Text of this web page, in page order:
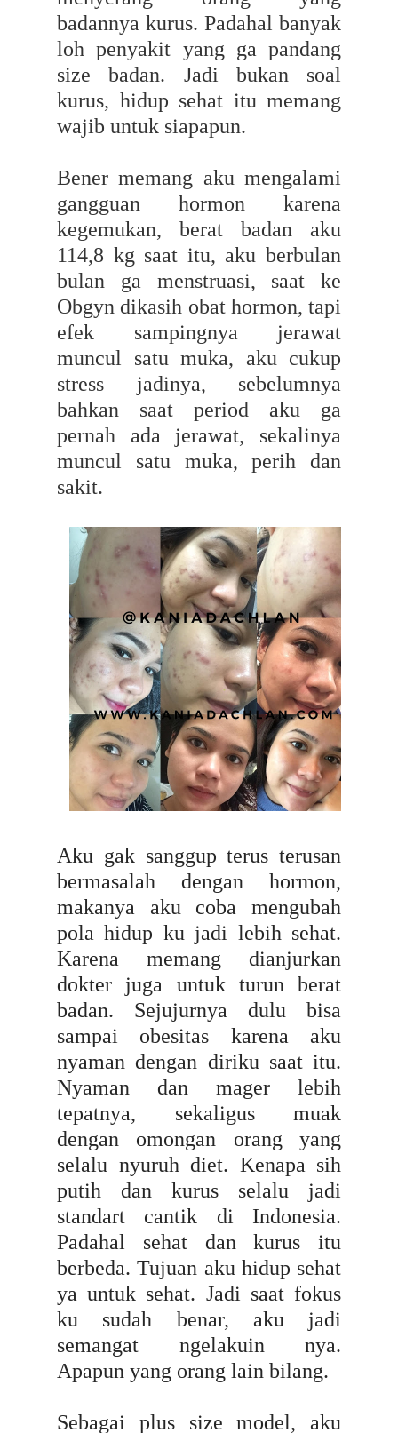
badannya kurus. Padahal banyak
loh penyakit yang ga pandang
size badan. Jadi bukan soal
kurus, hidup sehat itu memang
wajib untuk siapapun.
Bener memang aku mengalami
gangguan hormon karena
kegemukan, berat badan aku
114,8 kg saat itu, aku berbulan
bulan ga menstruasi, saat ke
Obgyn dikasih obat hormon, tapi
efek sampingnya jerawat
muncul satu muka, aku cukup
stress jadinya, sebelumnya
bahkan saat period aku ga
pernah ada jerawat, sekalinya
muncul satu muka, perih dan
sakit.
Aku gak sanggup terus terusan
bermasalah dengan hormon,
makanya aku coba mengubah
pola hidup ku jadi lebih sehat.
Karena memang dianjurkan
dokter juga untuk turun berat
badan. Sejujurnya dulu bisa
sampai obesitas karena aku
nyaman dengan diriku saat itu.
Nyaman dan mager lebih
tepatnya, sekaligus muak
dengan omongan orang yang
selalu nyuruh diet. Kenapa sih
putih dan kurus selalu jadi
standart cantik di Indonesia.
Padahal sehat dan kurus itu
berbeda. Tujuan aku hidup sehat
ya untuk sehat. Jadi saat fokus
ku sudah benar, aku jadi
semangat ngelakuin nya.
Apapun yang orang lain bilang.
Sebagai plus size model, aku